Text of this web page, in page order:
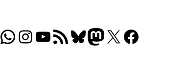
WhatsApp
Folgt uns auf Instagram
Besucht unseren YouTube-Kanal
RSS-FeedBluesky
Folgt uns auf Mastodon
X Folgt uns auf Facebook